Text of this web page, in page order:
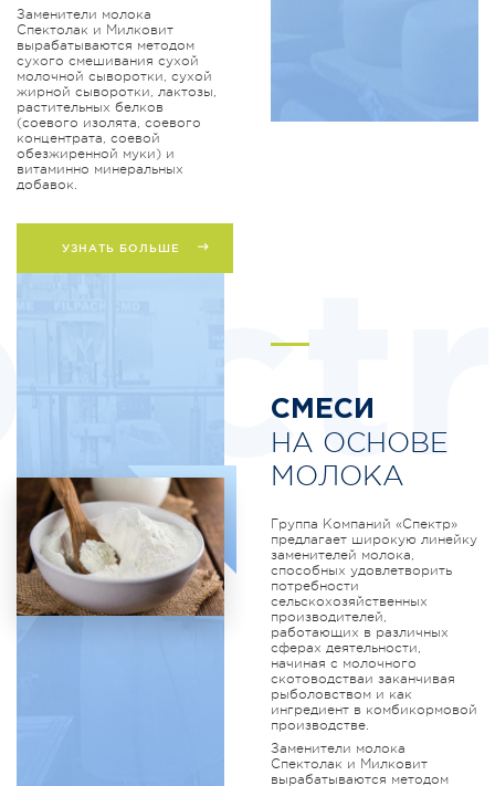
Заменители молока
Спектолак и Милковит
вырабатываются методом
сухого смешивания сухой
молочной сыворотки, сухой
жирной сыворотки, лактозы,
растительных белков
(соевого изолята, соевого
концентрата, соевой
обезжиренной муки) и
витаминно минеральных
добавок.
УЗНАТЬ БОЛЬШЕ
СМЕСИ
НА ОСНОВЕ
МОЛОКА
Группа Компаний «Спектр»
предлагает широкую линейку
заменителей молока,
способных удовлетворить
потребности
сельскохозяйственных
производителей,
работающих в различных
сферах деятельности,
начиная с молочного
скотоводстваи заканчивая
рыболовством и как
ингредиент в комбикормовой
производстве.
Заменители молока
Спектолак и Милковит
вырабатываются методом